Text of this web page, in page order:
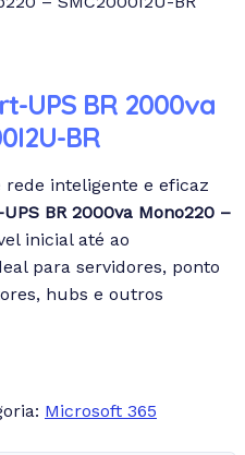
UPS BR 2000va
BR
inteligente e eficaz
BR 2000va Mono220 –
inicial até ao
para servidores, ponto
hubs e outros
Microsoft 365